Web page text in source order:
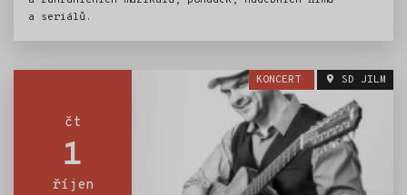
a seriálů.
čt
1
říjen
KONCERT SD JILM